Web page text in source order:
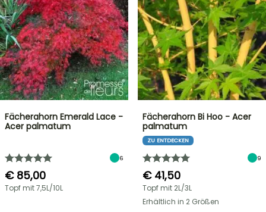
Fächerahorn Emerald Lace -
Acer palmatum
6
€ 85,00
Topf mit 7,5L/10L
Fächerahorn Bi Hoo - Acer
palmatum
ZU ENTDECKEN
9
€ 41,50
Topf mit 2L/3L
Erhältlich in 2 Größen